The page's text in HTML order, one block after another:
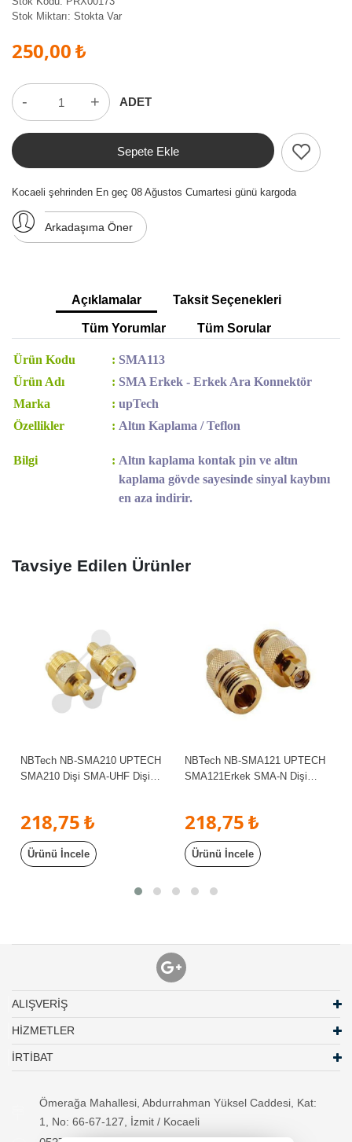
Stok Miktarı: Stokta Var
250,00 ₺
- + ADET
Sepete Ekle
Kocaeli şehrinden En geç 08 Ağustos Cumartesi günü kargoda
Arkadaşıma Öner
Açıklamalar Taksit Seçenekleri
Tüm Yorumlar Tüm Sorular
Ürün Kodu : SMA113
Ürün Adı
: SMA Erkek - Erkek Ara Konnektör
Marka
: upTech
Özellikler
: Altın Kaplama / Teflon
Bilgi : Altın kaplama kontak pin ve altın
kaplama gövde sayesinde sinyal kaybını
en aza indirir.
Tavsiye Edilen Ürünler
NBTech NB-SMA210 UPTECH
SMA210 Dişi SMA-UHF Dişi
218,75 ₺
Ürünü İncele
NBTech NB-SMA121 UPTECH
SMA121Erkek SMA-N Dişi
218,75 ₺
Ürünü İncele
ALIŞVERİŞ
HİZMETLER
İRTİBAT
Ömerağa Mahallesi, Abdurrahman Yüksel Caddesi, Kat:
1, No: 66-67-127, İzmit / Kocaeli